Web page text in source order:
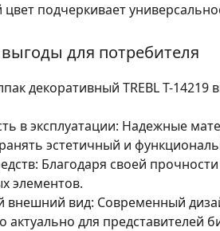
подчеркивает
для потребителя
декоративный TREBL T-
в эксплуатации: Надежные
эстетичный и
Благодаря своей
элементов.
внешний вид: Современный
актуально для